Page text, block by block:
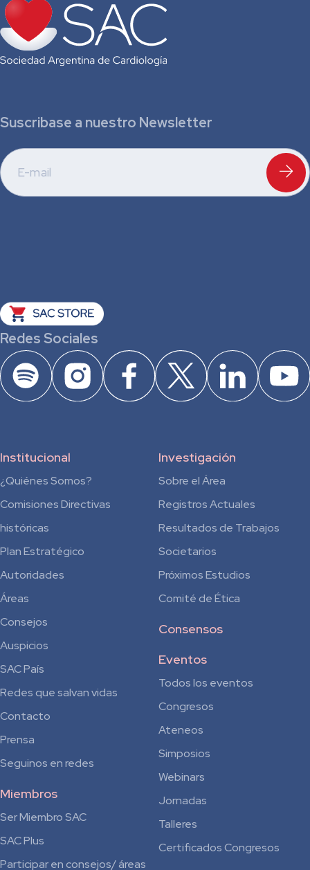
Suscribase a nuestro Newsletter
Redes Sociales
Institucional
¿Quiénes Somos?
Comisiones Directivas
históricas
Plan Estratégico
Autoridades
Áreas
Consejos
Auspicios
SAC País
Redes que salvan vidas
Contacto
Prensa
Seguinos en redes
Miembros
Ser Miembro SAC
SAC Plus
Participar en consejos/ áreas
Investigación
Sobre el Área
Registros Actuales
Resultados de Trabajos
Societarios
Próximos Estudios
Comité de Ética
Consensos
Eventos
Todos los eventos
Congresos
Ateneos
Simposios
Webinars
Jornadas
Talleres
Certificados Congresos